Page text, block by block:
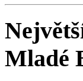
Mladé